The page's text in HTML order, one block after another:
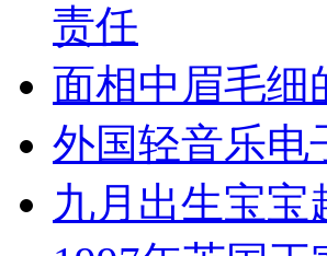
责任
面相中眉毛细
外国轻音乐电
九月出生宝